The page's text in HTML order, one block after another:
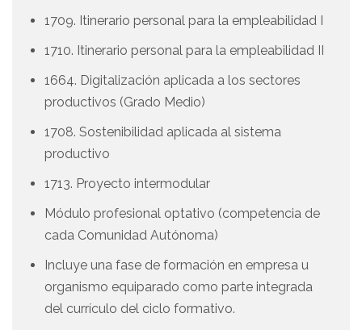
1709. Itinerario personal para la empleabilidad I
1710. Itinerario personal para la empleabilidad II
1664. Digitalización aplicada a los sectores
productivos (Grado Medio)
1708. Sostenibilidad aplicada al sistema
productivo
1713. Proyecto intermodular
Módulo profesional optativo (competencia de
cada Comunidad Autónoma)
Incluye una fase de formación en empresa u
organismo equiparado como parte integrada
del currículo del ciclo formativo.